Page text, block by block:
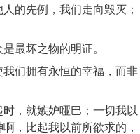
的先例，我们走向毁灭；
最坏之物的明证。
们拥有永恒的幸福，而非
，就嫉妒哑巴；一切我以
，比起我以前所欲求的，